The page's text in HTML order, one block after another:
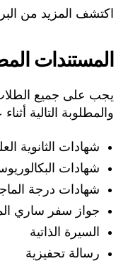
اكتشف المزيد من
المستندات
يجب على جميع
والمطلوبة التالية
شهادات الثانوية
شهادات
شهادات درجة
جواز سفر ساري
السيرة الذاتية
رسالة تحفيزية